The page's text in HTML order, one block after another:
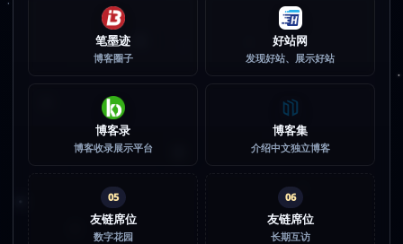
笔墨迹
博客圈子
好站网
发现好站、展示好站
博客录
博客收录展示平台
博客集
介绍中文独立博客
05
友链席位
数字花园
06
友链席位
长期互访